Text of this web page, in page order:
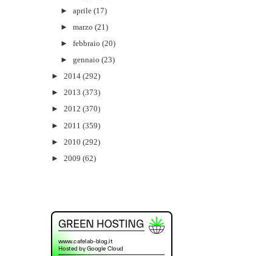
►aprile (17)
►marzo (21)
►febbraio (20)
►gennaio (23)
► 2014 (292)
► 2013 (373)
► 2012 (370)
► 2011 (359)
► 2010 (292)
► 2009 (62)